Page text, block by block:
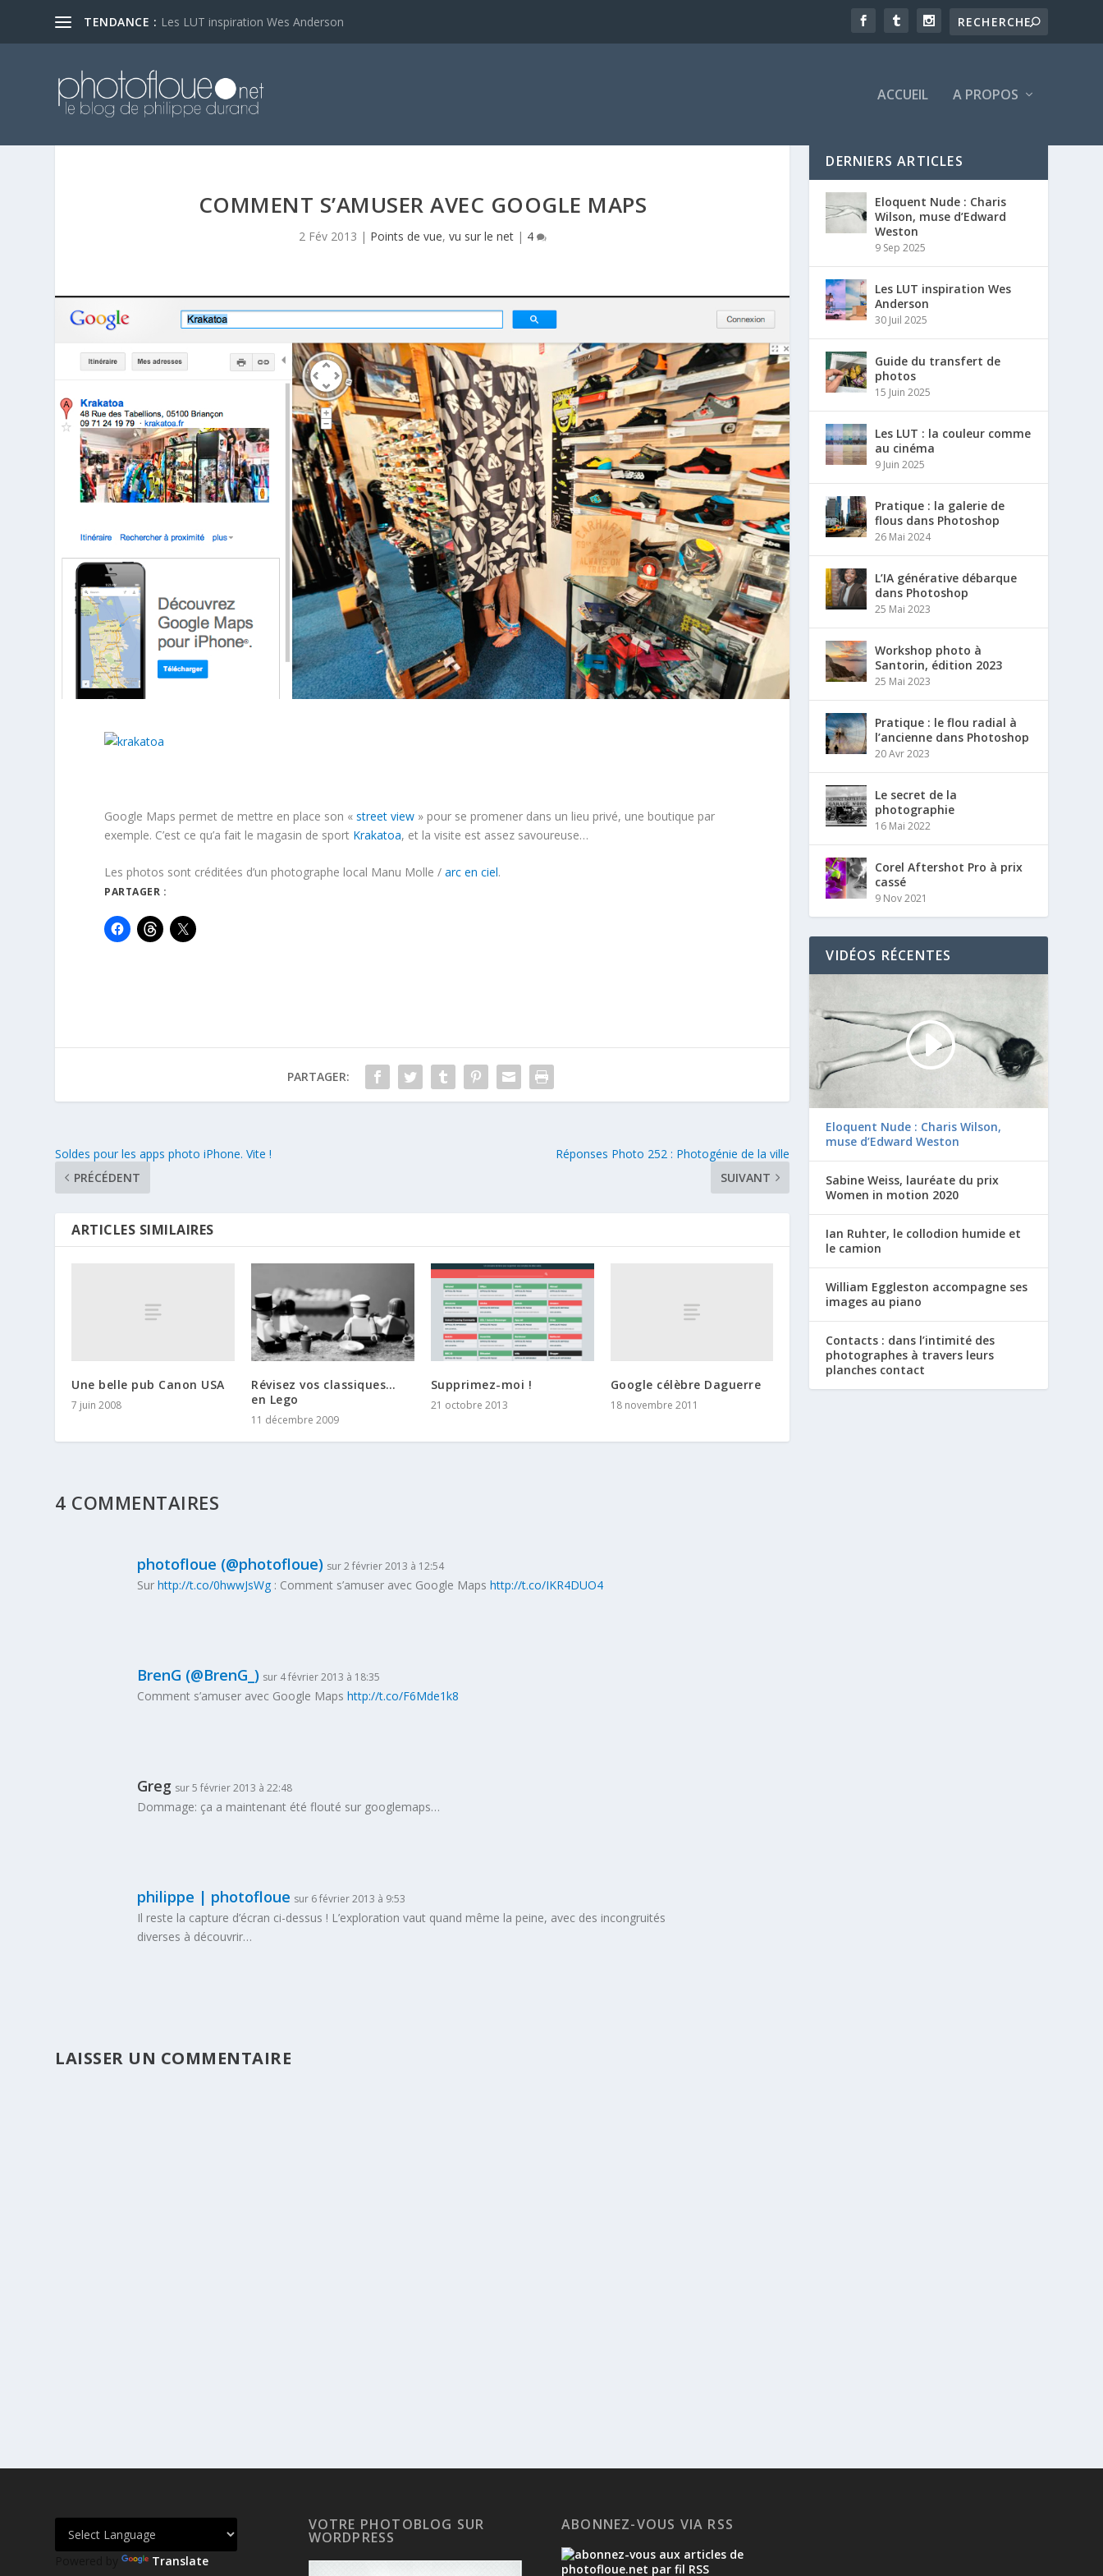
TENDANCE : Les LUT inspiration Wes Anderson
ACCUEIL A PROPOS
COMMENT S’AMUSER AVEC GOOGLE MAPS
2 Fév 2013 | Points de vue, vu sur le net| 4
Google Maps permet de mettre en place son «street view » pour se promener dans un lieu privé, une boutique par
exemple. C’est ce qu’a fait le magasin de sport Krakatoa, et la visite est assez savoureuse…
Les photos sont créditées d’un photographe local Manu Molle /arc en ciel.
PARTAGER :
PARTAGER:
Soldes pour les apps photo iPhone. Vite !
PRÉCÉDENT
Réponses Photo 252 : Photogénie de la ville
SUIVANT
ARTICLES SIMILAIRES
Une belle pub Canon USA
7 juin 2008
Révisez vos classiques…
en Lego
11 décembre 2009
Supprimez-moi !
21 octobre 2013
Google célèbre Daguerre
18 novembre 2011
4 COMMENTAIRES
photofloue (@photofloue) sur 2 février 2013 à 12:54
Surhttp://t.co/0hwwJsWg : Comment s’amuser avec Google Mapshttp://t.co/IKR4DUO4
BrenG (@BrenG_) sur 4 février 2013 à 18:35
Comment s’amuser avec Google Mapshttp://t.co/F6Mde1k8
Greg sur 5 février 2013 à 22:48
Dommage: ça a maintenant été flouté sur googlemaps…
philippe | photofloue sur 6 février 2013 à 9:53
Il reste la capture d’écran ci-dessus ! L’exploration vaut quand même la peine, avec des incongruités
diverses à découvrir…
LAISSER UN COMMENTAIRE
DERNIERS ARTICLES
Eloquent Nude : Charis
Wilson, muse d’Edward
Weston
9 Sep 2025
Les LUT inspiration Wes
Anderson
30 Juil 2025
Guide du transfert de
photos
15 Juin 2025
Les LUT : la couleur comme
au cinéma
9 Juin 2025
Pratique : la galerie de
flous dans Photoshop
26 Mai 2024
L’IA générative débarque
dans Photoshop
25 Mai 2023
Workshop photo à
Santorin, édition 2023
25 Mai 2023
Pratique : le flou radial à
l’ancienne dans Photoshop
20 Avr 2023
Le secret de la
photographie
16 Mai 2022
Corel Aftershot Pro à prix
cassé
9 Nov 2021
VIDÉOS RÉCENTES
Eloquent Nude : Charis Wilson,
muse d’Edward Weston
Sabine Weiss, lauréate du prix
Women in motion 2020
Ian Ruhter, le collodion humide et
le camion
William Eggleston accompagne ses
images au piano
Contacts : dans l’intimité des
photographes à travers leurs
planches contact
Powered by Translate
VOTRE PHOTOBLOG SUR
WORDPRESS
ABONNEZ-VOUS VIA RSS